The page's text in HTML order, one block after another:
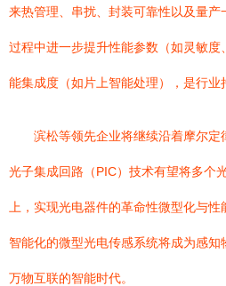
来热管理、串扰、封装可靠性以及量
过程中进一步提升性能参数（如灵敏
能集成度（如片上智能处理），是行业
滨松等领先企业将继续沿着摩尔定
光子集成回路（PIC）技术有望将多个
上，实现光电器件的革命性微型化与
智能化的微型光电传感系统将成为感知
万物互联的智能时代。